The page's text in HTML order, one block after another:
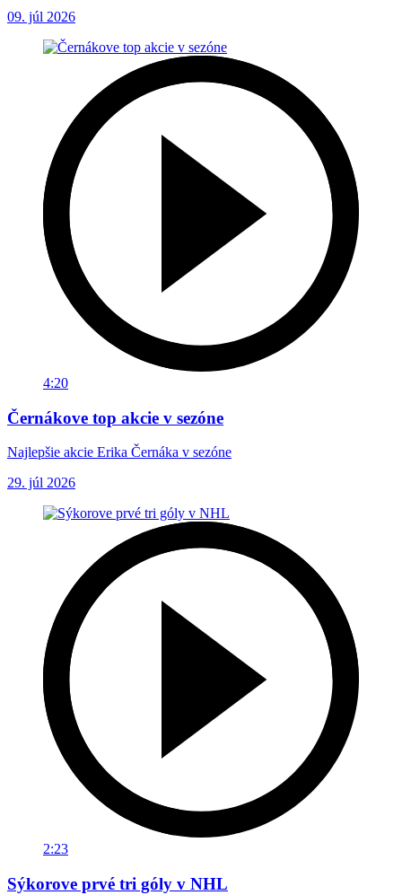
09. júl 2026
4:20
Černákove top akcie v sezóne
Najlepšie akcie Erika Černáka v sezóne
29. júl 2026
2:23
Sýkorove prvé tri góly v NHL